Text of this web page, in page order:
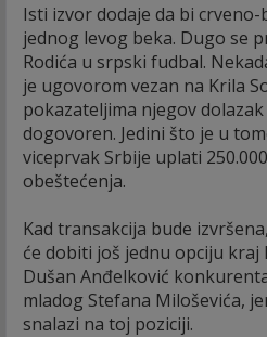
Isti izvor dodaje da bi
jednog levog beka. Dugo se
Rodića u srpski fudbal.
je ugovorom vezan na Krila
pokazateljima njegov
dogovoren. Jedini što je u
viceprvak Srbije uplati
obeštećenja.
Kad transakcija bude
će dobiti još jednu opciju kraj
Dušan Anđelković
mladog Stefana Miloševića,
snalazi na toj poziciji.